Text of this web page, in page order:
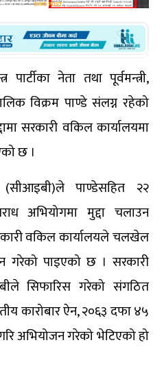
पार्टीका नेता तथा पूर्वमन्त्री,
विक्रम पाण्डे संलग्न रहेको
सरकारी वकिल कार्यालयमा
छ ।
(सीआइबी)ले पाण्डेसहित २२
अभियोगमा मुद्दा चलाउन
वकिल कार्यालयले चलखेल
गरेको पाइएको छ । सरकारी
सिफारिस गरेको संगठित
कारोबार ऐन, २०६३ दफा ४५
अभियोजन गरेको भेटिएको हो